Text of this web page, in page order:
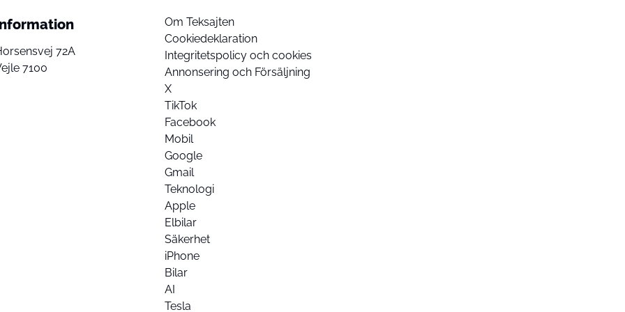
72A
7100
Om Teksajten
Cookiedeklaration
Integritetspolicy och cookies
Annonsering och Försäljning
X
TikTok
Facebook
Mobil
Google
Gmail
Teknologi
Apple
Elbilar
Säkerhet
iPhone
Bilar
AI
Tesla